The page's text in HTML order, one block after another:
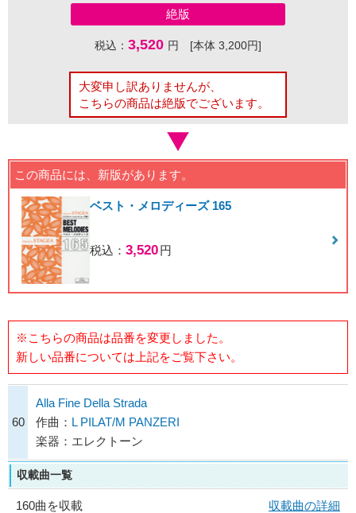
絶版
税込： 3,520 円 [本体 3,200円]
大変申し訳ありませんが、
こちらの商品は絶版でございます。
この商品には、新版があります。
ベスト・メロディーズ 165
税込： 3,520円
※こちらの商品は品番を変更しました。
新しい品番については上記をご覧下さい。
60
Alla Fine Della Strada
作曲： L PILAT/M PANZERI
楽器：エレクトーン
収載曲一覧
160曲を収載
収載曲の詳細